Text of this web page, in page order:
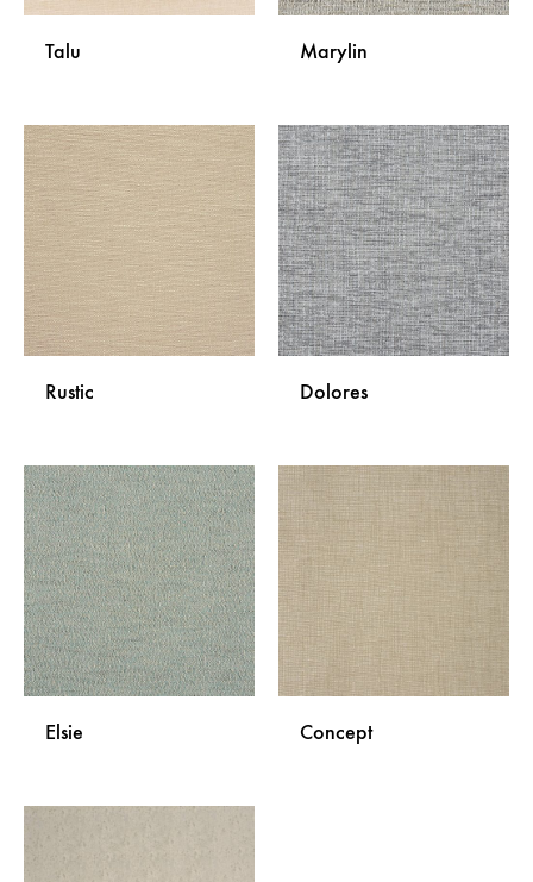
Talu
DODAJ
NA
LISTU
ŽELJA
Marylin
NA
LISTU
ŽELJA
Rustic
DODAJ
NA
LISTU
ŽELJA
Dolores
NA
LISTU
ŽELJA
Elsie
NA
Concept